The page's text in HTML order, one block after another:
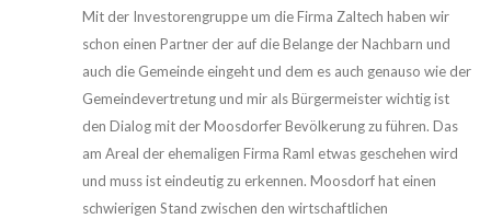
Mit der Investorengruppe um die Firma Zaltech haben wir
schon einen Partner der auf die Belange der Nachbarn und
auch die Gemeinde eingeht und dem es auch genauso wie der
Gemeindevertretung und mir als Bürgermeister wichtig ist
den Dialog mit der Moosdorfer Bevölkerung zu führen. Das
am Areal der ehemaligen Firma Raml etwas geschehen wird
und muss ist eindeutig zu erkennen. Moosdorf hat einen
schwierigen Stand zwischen den wirtschaftlichen